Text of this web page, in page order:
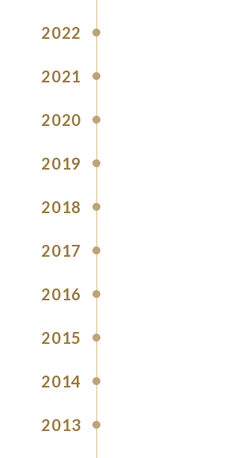
2022
2021
2020
2019
2018
2017
2016
2015
2014
2013